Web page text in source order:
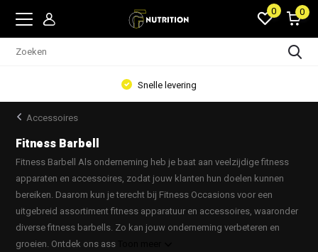
0 0
Snelle levering
Accessoires
Fitness Barbell
Fitness Barbell Als onderneming heb je baat aan veelzijdige fitness
apparaten en accessoires, zodat jouw klanten hun doelen kunnen
bereiken. Daarom kun je terecht bij Fitness Occasions voor een
uitgebreid assortiment fitness apparatuur en accessoires, waaronder
diverse fitness barbells. Zo kan jouw onderneming verbeteren en
groeien. Ontdek ons ass